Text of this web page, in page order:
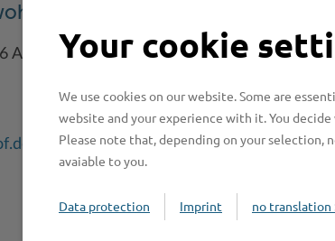
AhrensburgYour cookie
We use cookies on our website. Some are
website and your experience with it. You
Please note that, depending on your selection,
avaiable to you.
Data protection Imprint no translation